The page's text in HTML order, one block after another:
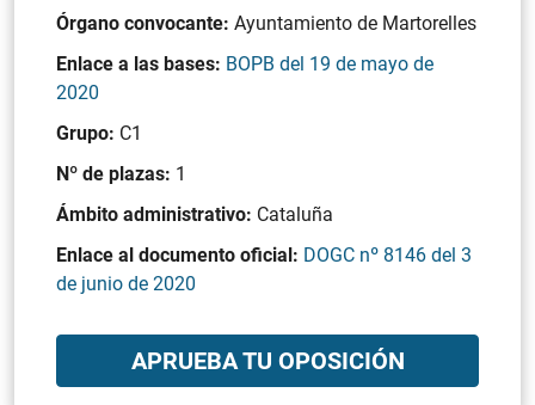
Órgano convocante: Ayuntamiento de Martorelles
Enlace a las bases: BOPB del 19 de mayo de
2020
Grupo: C1
Nº de plazas: 1
Ámbito administrativo: Cataluña
Enlace al documento oficial: DOGC nº 8146 del 3
de junio de 2020
APRUEBA TU OPOSICIÓN